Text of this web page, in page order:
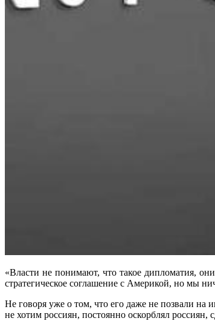
«Власти не понимают, что такое дипломатия,
стратегическое соглашение с Америкой, но мы
Не говоря уже о том, что его даже не позвали
не хотим россиян, постоянно оскорблял